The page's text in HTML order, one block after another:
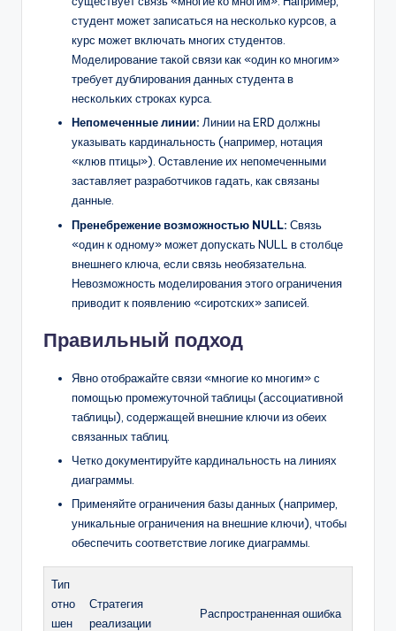
студент может записаться на несколько курсов, а
курс может включать многих студентов.
Моделирование такой связи как «один ко многим»
требует дублирования данных студента в
нескольких строках курса.
Непомеченные линии: Линии на ERD должны
указывать кардинальность (например, нотация
«клюв птицы»). Оставление их непомеченными
заставляет разработчиков гадать, как связаны
данные.
Пренебрежение возможностью NULL: Связь
«один к одному» может допускать NULL в столбце
внешнего ключа, если связь необязательна.
Невозможность моделирования этого ограничения
приводит к появлению «сиротских» записей.
Правильный подход
Явно отображайте связи «многие ко многим» с
помощью промежуточной таблицы (ассоциативной
таблицы), содержащей внешние ключи из обеих
связанных таблиц.
Четко документируйте кардинальность на линиях
диаграммы.
Применяйте ограничения базы данных (например,
уникальные ограничения на внешние ключи), чтобы
обеспечить соответствие логике диаграммы.
Тип
отно
шен
Стратегия
реализации
Распространенная ошибка